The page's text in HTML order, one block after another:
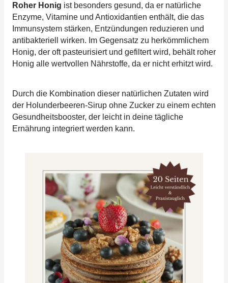
Roher Honig ist besonders gesund, da er natürliche
Enzyme, Vitamine und Antioxidantien enthält, die das
Immunsystem stärken, Entzündungen reduzieren und
antibakteriell wirken. Im Gegensatz zu herkömmlichem
Honig, der oft pasteurisiert und gefiltert wird, behält roher
Honig alle wertvollen Nährstoffe, da er nicht erhitzt wird.
Durch die Kombination dieser natürlichen Zutaten wird
der Holunderbeeren-Sirup ohne Zucker zu einem echten
Gesundheitsbooster, der leicht in deine tägliche
Ernährung integriert werden kann.